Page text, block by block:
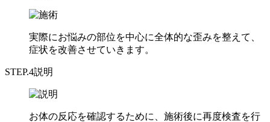
実際にお悩みの部位を中心に全体的な歪みを整えて、
症状を改善させていきます。
STEP.4説明
お体の反応を確認するために、施術後に再度検査を行